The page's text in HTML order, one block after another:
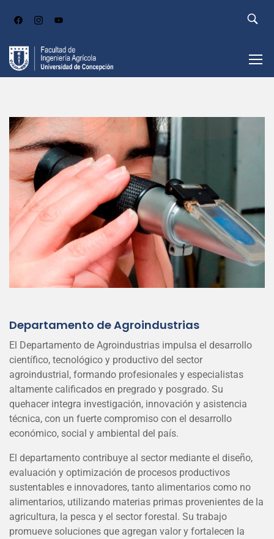
Departamento de Agroindustrias
El Departamento de Agroindustrias impulsa el desarrollo
científico, tecnológico y productivo del sector
agroindustrial, formando profesionales y especialistas
altamente calificados en pregrado y posgrado. Su
quehacer integra investigación, innovación y asistencia
técnica, con un fuerte compromiso con el desarrollo
económico, social y ambiental del país.
El departamento contribuye al sector mediante el diseño,
evaluación y optimización de procesos productivos
sustentables e innovadores, tanto alimentarios como no
alimentarios, utilizando materias primas provenientes de la
agricultura, la pesca y el sector forestal. Su trabajo
promueve soluciones que agregan valor y fortalecen la